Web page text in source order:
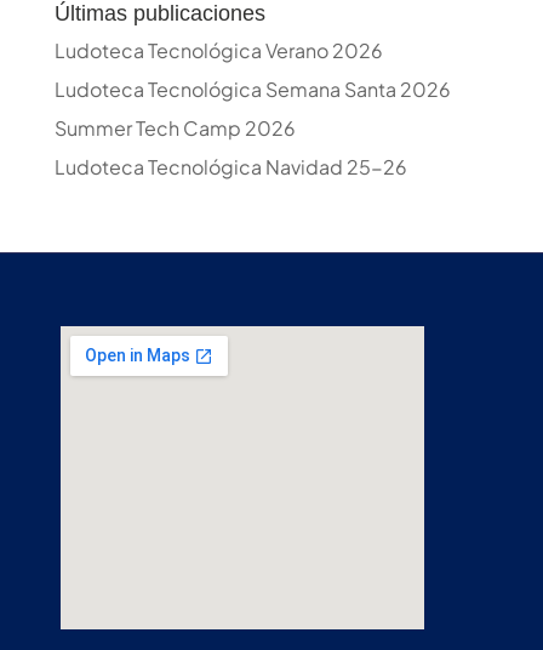
Últimas publicaciones
Ludoteca Tecnológica Verano 2026
Ludoteca Tecnológica Semana Santa 2026
Summer Tech Camp 2026
Ludoteca Tecnológica Navidad 25-26